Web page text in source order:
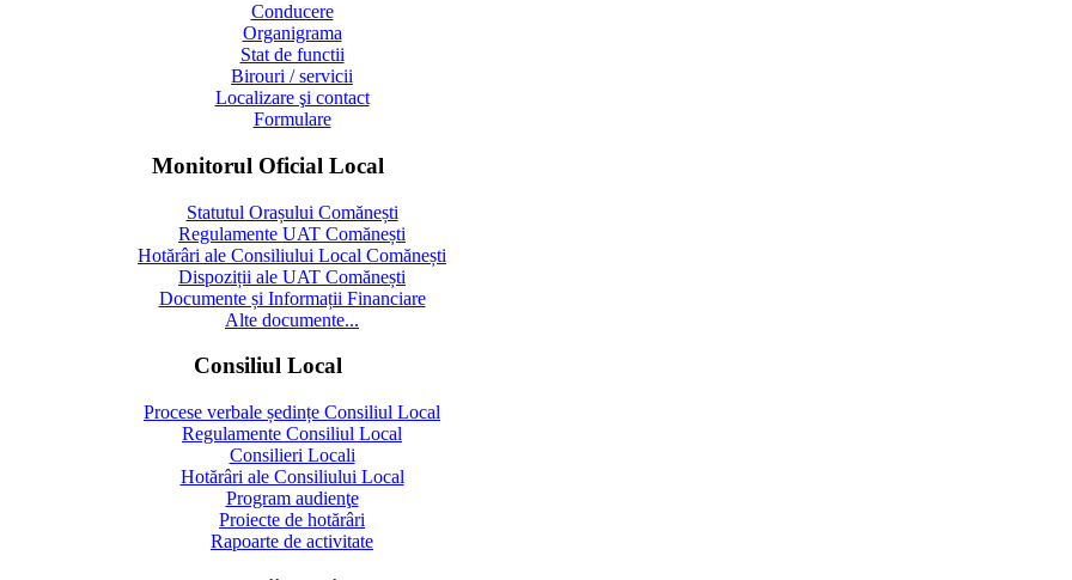
Conducere
Organigrama
Stat de functii
Birouri / servicii
Localizare şi contact
Formulare
Monitorul Oficial Local
Statutul Orașului Comănești
Regulamente UAT Comănești
Hotărâri ale Consiliului Local Comănești
Dispoziții ale UAT Comănești
Documente și Informații Financiare
Alte documente...
Consiliul Local
Procese verbale ședințe Consiliul Local
Regulamente Consiliul Local
Consilieri Locali
Hotărâri ale Consiliului Local
Program audienţe
Proiecte de hotărâri
Rapoarte de activitate